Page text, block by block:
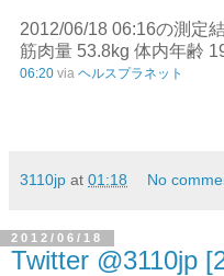
2012/06/18 06:16の測定
筋肉量 53.8kg 体内年齢
06:20 via ヘルスプラネット
3110jp at 01:18 No
2012/06/18
Twitter @3110jp